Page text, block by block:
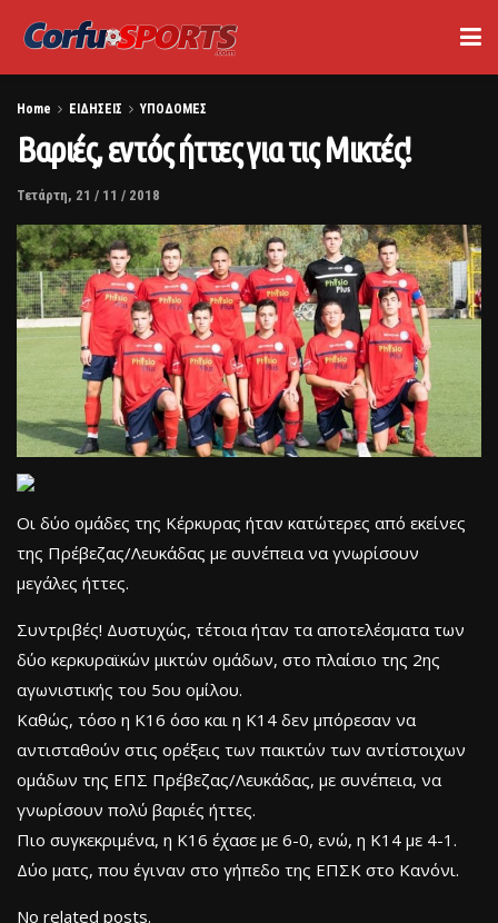
Home ΕΙΔΗΣΕΙΣ ΥΠΟΔΟΜΕΣ
Βαριές, εντός ήττες για τις Μικτές!
Τετάρτη, 21 / 11 / 2018
Οι δύο ομάδες της Κέρκυρας ήταν κατώτερες από εκείνες
της Πρέβεζας/Λευκάδας με συνέπεια να γνωρίσουν
μεγάλες ήττες.
Συντριβές! Δυστυχώς, τέτοια ήταν τα αποτελέσματα των
δύο κερκυραϊκών μικτών ομάδων, στο πλαίσιο της 2ης
αγωνιστικής του 5ου ομίλου.
Καθώς, τόσο η Κ16 όσο και η Κ14 δεν μπόρεσαν να
αντισταθούν στις ορέξεις των παικτών των αντίστοιχων
ομάδων της ΕΠΣ Πρέβεζας/Λευκάδας, με συνέπεια, να
γνωρίσουν πολύ βαριές ήττες.
Πιο συγκεκριμένα, η Κ16 έχασε με 6-0, ενώ, η Κ14 με 4-1.
Δύο ματς, που έγιναν στο γήπεδο της ΕΠΣΚ στο Κανόνι.
No related posts.